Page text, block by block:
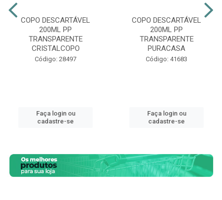
COPO DESCARTÁVEL
200ML PP
TRANSPARENTE
CRISTALCOPO
Código: 28497
Faça login ou
cadastre-se
COPO DESCARTÁVEL
200ML PP
TRANSPARENTE
PURACASA
Código: 41683
Faça login ou
cadastre-se